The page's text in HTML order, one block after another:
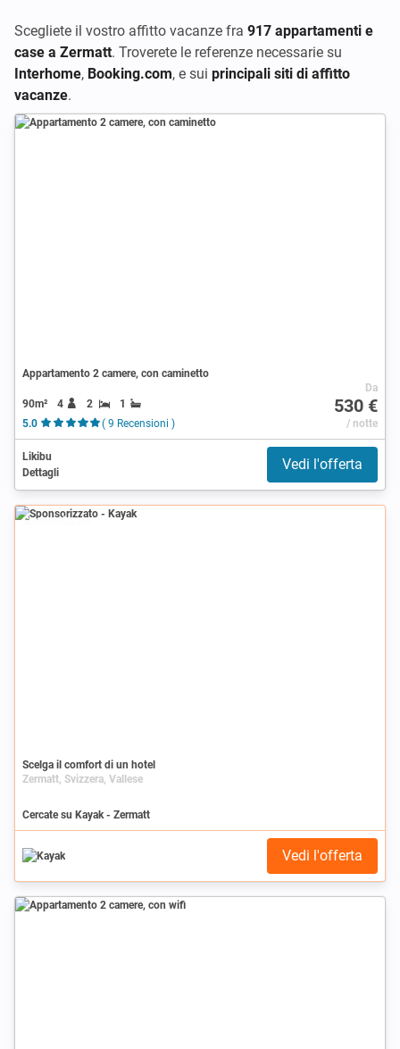
Scegliete il vostro affitto vacanze fra 917 appartamenti e
case a Zermatt. Troverete le referenze necessarie su
Interhome, Booking.com, e sui principali siti di affitto
vacanze.
Appartamento 2 camere, con caminetto
90m² 4 2
1
5.0
( 9 Recensioni )
Da
530 €
/ notte
Likibu
Dettagli
Vedi l'offerta
Sponsorizzato
Scelga il comfort di un hotel
Zermatt, Svizzera, Vallese
Cercate su Kayak - Zermatt
Vedi l'offerta